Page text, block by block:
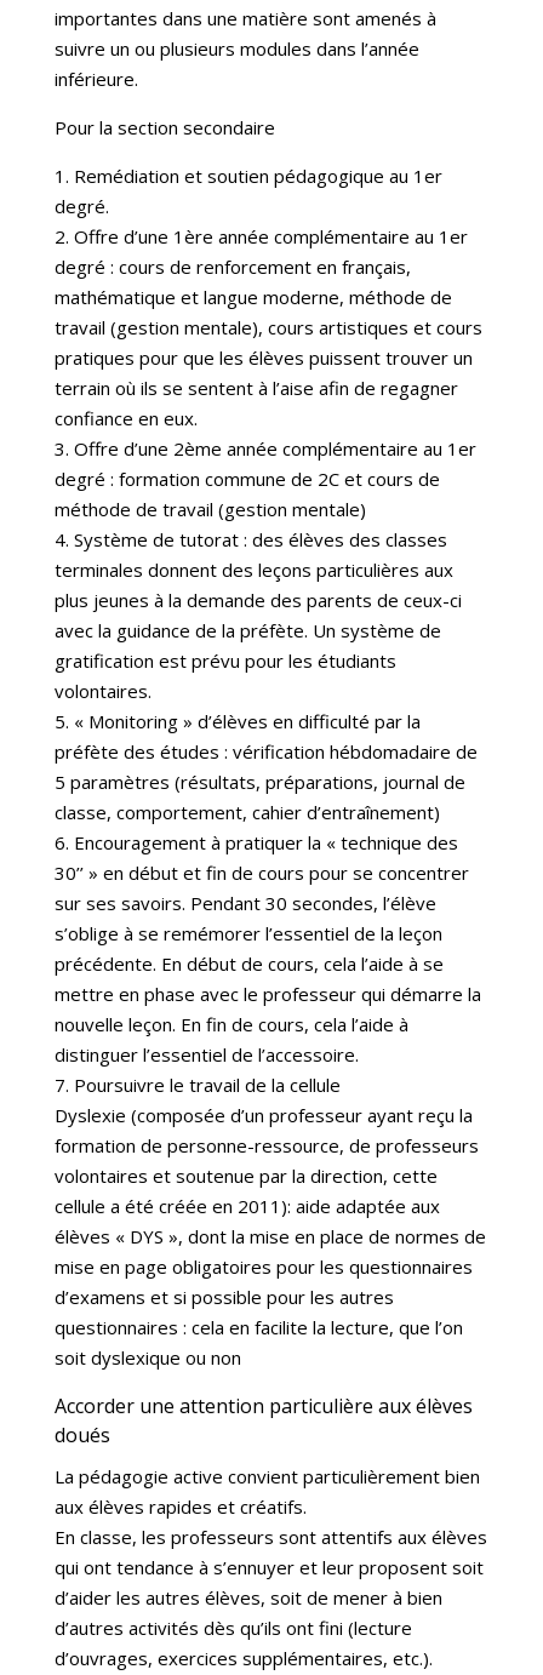
importantes dans une matière sont amenés à
suivre un ou plusieurs modules dans l’année
inférieure.
Pour la section secondaire
1. Remédiation et soutien pédagogique au 1er
degré.
2. Offre d’une 1ère année complémentaire au 1er
degré : cours de renforcement en français,
mathématique et langue moderne, méthode de
travail (gestion mentale), cours artistiques et cours
pratiques pour que les élèves puissent trouver un
terrain où ils se sentent à l’aise afin de regagner
confiance en eux.
3. Offre d’une 2ème année complémentaire au 1er
degré : formation commune de 2C et cours de
méthode de travail (gestion mentale)
4. Système de tutorat : des élèves des classes
terminales donnent des leçons particulières aux
plus jeunes à la demande des parents de ceux-ci
avec la guidance de la préfète. Un système de
gratification est prévu pour les étudiants
volontaires.
5. « Monitoring » d’élèves en difficulté par la
préfète des études : vérification hébdomadaire de
5 paramètres (résultats, préparations, journal de
classe, comportement, cahier d’entraînement)
6. Encouragement à pratiquer la « technique des
30’’ » en début et fin de cours pour se concentrer
sur ses savoirs. Pendant 30 secondes, l’élève
s’oblige à se remémorer l’essentiel de la leçon
précédente. En début de cours, cela l’aide à se
mettre en phase avec le professeur qui démarre la
nouvelle leçon. En fin de cours, cela l’aide à
distinguer l’essentiel de l’accessoire.
7. Poursuivre le travail de la cellule
Dyslexie (composée d’un professeur ayant reçu la
formation de personne-ressource, de professeurs
volontaires et soutenue par la direction, cette
cellule a été créée en 2011): aide adaptée aux
élèves « DYS », dont la mise en place de normes de
mise en page obligatoires pour les questionnaires
d’examens et si possible pour les autres
questionnaires : cela en facilite la lecture, que l’on
soit dyslexique ou non
Accorder une attention particulière aux élèves
doués
La pédagogie active convient particulièrement bien
aux élèves rapides et créatifs.
En classe, les professeurs sont attentifs aux élèves
qui ont tendance à s’ennuyer et leur proposent soit
d’aider les autres élèves, soit de mener à bien
d’autres activités dès qu’ils ont fini (lecture
d’ouvrages, exercices supplémentaires, etc.).